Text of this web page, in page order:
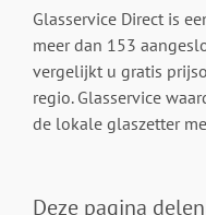
Glasservice Direct is
meer dan 153
vergelijkt u gratis
regio. Glasservice
de lokale glaszetter
Deze pagina